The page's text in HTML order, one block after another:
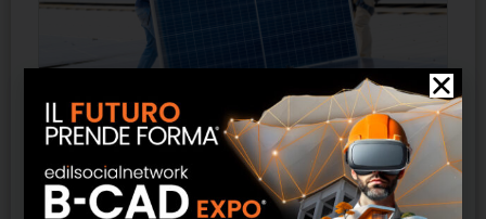
Conto Termico 3.0: nuovi incentivi per
rinnovabili ed efficienza energetica
Il Conto Termico 3.0 è il nuovo strumento di